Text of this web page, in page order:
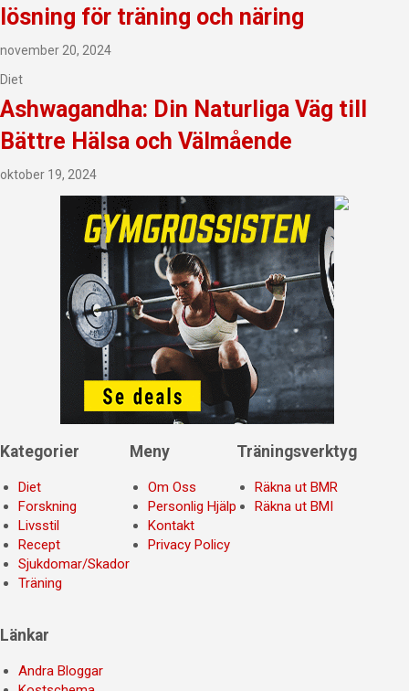
lösning för träning och näring
november 20, 2024
Diet
Ashwagandha: Din Naturliga Väg till
Bättre Hälsa och Välmående
oktober 19, 2024
Kategorier
Diet
Forskning
Livsstil
Recept
Sjukdomar/Skador
Träning
Meny
Om Oss
Personlig Hjälp
Kontakt
Privacy Policy
Träningsverktyg
Räkna ut BMR
Räkna ut BMI
Länkar
Andra Bloggar